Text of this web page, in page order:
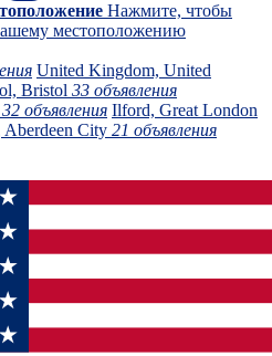
Нажмите, чтобы
местоположению
United Kingdom, United
Bristol 33 объявления
32 объявления Ilford, Great London
City 21 объявления